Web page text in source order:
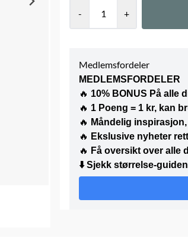
- +
Medlemsfordeler
MEDLEMSFORDELER
🔥 10% BONUS På alle
🔥 1 Poeng = 1 kr, kan
🔥 Måndelig
🔥 Ekslusive nyheter
🔥 Få oversikt over alle
⬇️Sjekk størrelse-